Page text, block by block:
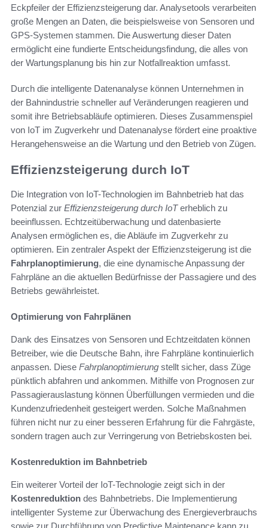
Eckpfeiler der Effizienzsteigerung dar. Analysetools verarbeiten
große Mengen an Daten, die beispielsweise von Sensoren und
GPS-Systemen stammen. Die Auswertung dieser Daten
ermöglicht eine fundierte Entscheidungsfindung, die alles von
der Wartungsplanung bis hin zur Notfallreaktion umfasst.
Durch die intelligente Datenanalyse können Unternehmen in
der Bahnindustrie schneller auf Veränderungen reagieren und
somit ihre Betriebsabläufe optimieren. Dieses Zusammenspiel
von IoT im Zugverkehr und Datenanalyse fördert eine proaktive
Herangehensweise an die Wartung und den Betrieb von Zügen.
Effizienzsteigerung durch IoT
Die Integration von IoT-Technologien im Bahnbetrieb hat das
Potenzial zur Effizienzsteigerung durch IoTerheblich zu
beeinflussen. Echtzeitüberwachung und datenbasierte
Analysen ermöglichen es, die Abläufe im Zugverkehr zu
optimieren. Ein zentraler Aspekt der Effizienzsteigerung ist die
Fahrplanoptimierung, die eine dynamische Anpassung der
Fahrpläne an die aktuellen Bedürfnisse der Passagiere und des
Betriebs gewährleistet.
Optimierung von Fahrplänen
Dank des Einsatzes von Sensoren und Echtzeitdaten können
Betreiber, wie die Deutsche Bahn, ihre Fahrpläne kontinuierlich
anpassen. Diese Fahrplanoptimierung stellt sicher, dass Züge
pünktlich abfahren und ankommen. Mithilfe von Prognosen zur
Passagierauslastung können Überfüllungen vermieden und die
Kundenzufriedenheit gesteigert werden. Solche Maßnahmen
führen nicht nur zu einer besseren Erfahrung für die Fahrgäste,
sondern tragen auch zur Verringerung von Betriebskosten bei.
Kostenreduktion im Bahnbetrieb
Ein weiterer Vorteil der IoT-Technologie zeigt sich in der
Kostenreduktion des Bahnbetriebs. Die Implementierung
intelligenter Systeme zur Überwachung des Energieverbrauchs
sowie zur Durchführung von Predictive Maintenance kann zu